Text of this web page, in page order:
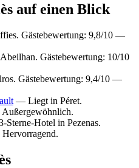
auf einen Blick
Gästebewertung: 9,8/10 —
Gästebewertung: 10/10
Gästebewertung: 9,4/10 —
— Liegt in Péret.
Sterne-Hotel in Pezenas.